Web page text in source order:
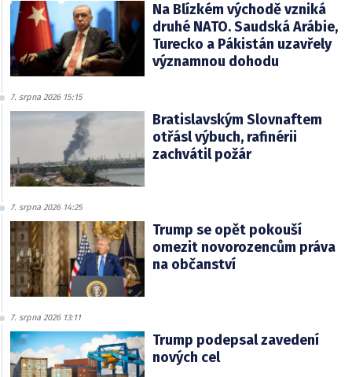
Na Blízkém východě vzniká
druhé NATO. Saudská Arábie,
Turecko a Pákistán uzavřely
významnou dohodu
7. srpna 2026 15:15
Bratislavským Slovnaftem
otřásl výbuch, rafinérii
zachvátil požár
7. srpna 2026 14:25
Trump se opět pokouší
omezit novorozencům práva
na občanství
7. srpna 2026 13:11
Trump podepsal zavedení
nových cel